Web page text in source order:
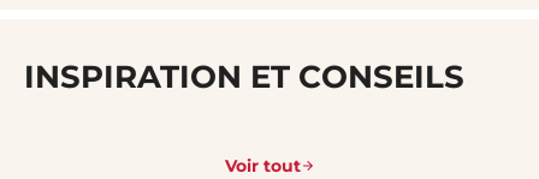
INSPIRATION ET CONSEILS
Voir tout